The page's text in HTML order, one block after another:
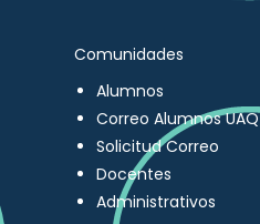
Comunidades
Alumnos
Correo Alumnos UAQ
Solicitud Correo
Docentes
Administrativos